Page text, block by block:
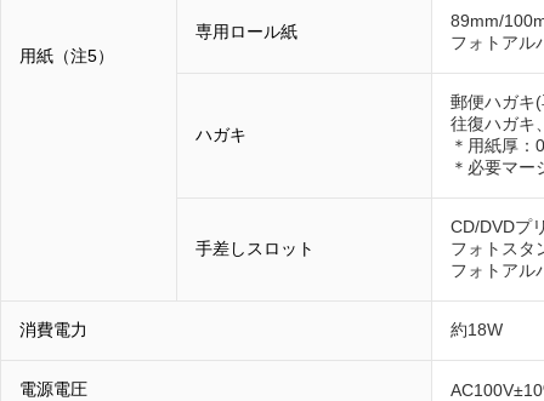
用紙（注5）
専用ロール紙
89mm/
フォトアル
ハガキ
郵便ハガキ
往復ハガキ
＊用紙厚
＊必要マー
手差しスロット
CD/DVDプ
フォトスタ
フォトアル
消費電力 約18W
電源電圧